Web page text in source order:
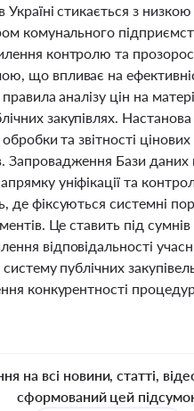
Україні стикається з
комунального
контролю та
що впливає на
аналізу цін на
закупівлях.
та звітності
Запровадження Бази даних
уніфікації та
де фіксуються системні
Це ставить під
відповідальності
систему публічних
конкурентності
на всі новини, статті,
сформований цей